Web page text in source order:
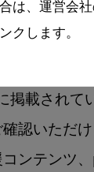
は、運営会
クします。
価格も閲覧
掲載されて
認いただ
ンテンツ